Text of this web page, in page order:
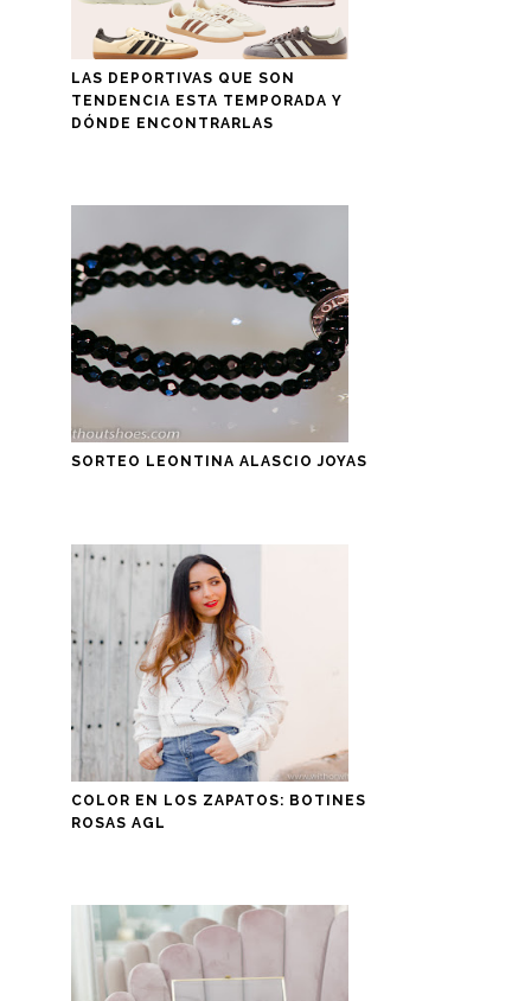
LAS DEPORTIVAS QUE SON
TENDENCIA ESTA TEMPORADA Y
DÓNDE ENCONTRARLAS
SORTEO LEONTINA ALASCIO JOYAS
COLOR EN LOS ZAPATOS: BOTINES
ROSAS AGL